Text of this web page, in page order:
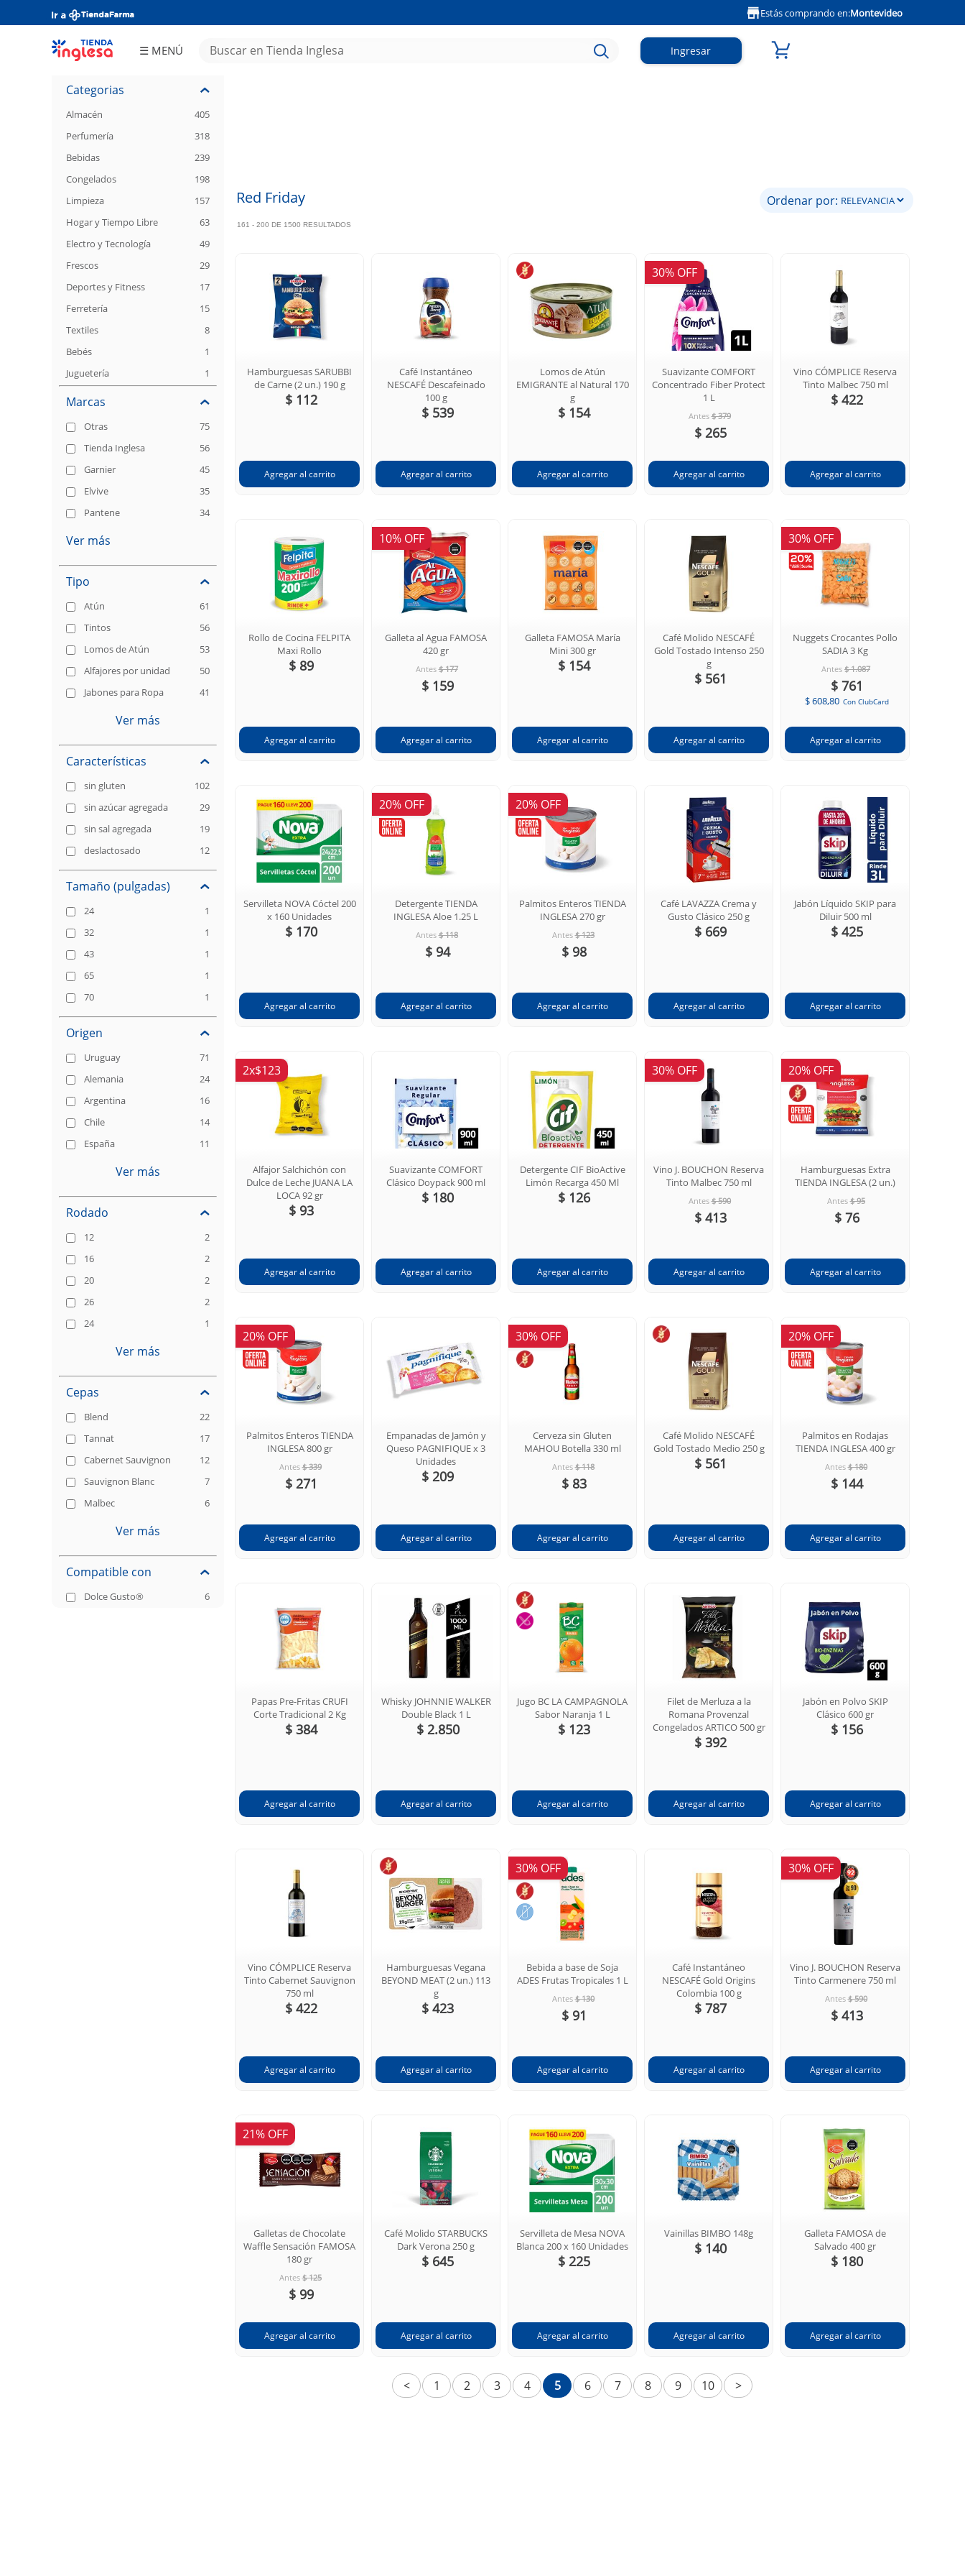
Estás comprando en:Montevideo
☰ MENÚ Ingresar
Categorias
Almacén
405
Perfumería
318
Bebidas
239
Congelados
198
Limpieza
157
Hogar y Tiempo Libre
63
Electro y Tecnología
49
Frescos
29
Deportes y Fitness
17
Ferretería
15
Textiles
8
Bebés
1
Juguetería
1
Marcas
Otras
75
Tienda Inglesa
56
Garnier
45
Elvive
35
Pantene
34
Ver más
Tipo
Atún
61
Tintos
56
Lomos de Atún
53
Alfajores por unidad
50
Jabones para Ropa
41
Ver más
Características
sin gluten
102
sin azúcar agregada
29
sin sal agregada
19
deslactosado
12
Tamaño (pulgadas)
24
1
32
1
43
1
65
1
70
1
Origen
Uruguay
71
Alemania
24
Argentina
16
Chile
14
España
11
Ver más
Rodado
12
2
16
2
20
2
26
2
24
1
Ver más
Cepas
Blend
22
Tannat
17
Cabernet Sauvignon
12
Sauvignon Blanc
7
Malbec
6
Ver más
Compatible con
Dolce Gusto® 6
Red Friday Ordenar por:
161 - 200 DE 1500 RESULTADOS
Hamburguesas SARUBBI
de Carne (2 un.) 190 g
$ 112
Café Instantáneo
NESCAFÉ Descafeinado
100 g
$ 539
Lomos de Atún
EMIGRANTE al Natural 170
g
$ 154
30% OFF
Suavizante COMFORT
Concentrado Fiber Protect
1 L
Antes $ 379
$ 265
Vino CÓMPLICE Reserva
Tinto Malbec 750 ml
$ 422
Rollo de Cocina FELPITA
Maxi Rollo
$ 89
10% OFF
Galleta al Agua FAMOSA
420 gr
Antes $ 177
$ 159
Galleta FAMOSA María
Mini 300 gr
$ 154
Café Molido NESCAFÉ
Gold Tostado Intenso 250
g
$ 561
30% OFF
Nuggets Crocantes Pollo
SADIA 3 Kg
Antes $ 1.087
$ 761
$ 608,80 Con ClubCard
Servilleta NOVA Cóctel 200
x 160 Unidades
$ 170
20% OFF
Detergente TIENDA
INGLESA Aloe 1.25 L
Antes $ 118
$ 94
20% OFF
Palmitos Enteros TIENDA
INGLESA 270 gr
Antes $ 123
$ 98
Café LAVAZZA Crema y
Gusto Clásico 250 g
$ 669
Jabón Líquido SKIP para
Diluir 500 ml
$ 425
2x$123
Alfajor Salchichón con
Dulce de Leche JUANA LA
LOCA 92 gr
$ 93
Suavizante COMFORT
Clásico Doypack 900 ml
$ 180
Detergente CIF BioActive
Limón Recarga 450 Ml
$ 126
30% OFF
Vino J. BOUCHON Reserva
Tinto Malbec 750 ml
Antes $ 590
$ 413
20% OFF
Hamburguesas Extra
TIENDA INGLESA (2 un.)
Antes $ 95
$ 76
20% OFF
Palmitos Enteros TIENDA
INGLESA 800 gr
Antes $ 339
$ 271
Empanadas de Jamón y
Queso PAGNIFIQUE x 3
Unidades
$ 209
30% OFF
Cerveza sin Gluten
MAHOU Botella 330 ml
Antes $ 118
$ 83
Café Molido NESCAFÉ
Gold Tostado Medio 250 g
$ 561
20% OFF
Palmitos en Rodajas
TIENDA INGLESA 400 gr
Antes $ 180
$ 144
Papas Pre-Fritas CRUFI
Corte Tradicional 2 Kg
$ 384
Whisky JOHNNIE WALKER
Double Black 1 L
$ 2.850
Jugo BC LA CAMPAGNOLA
Sabor Naranja 1 L
$ 123
Filet de Merluza a la
Romana Provenzal
Congelados ARTICO 500 gr
$ 392
Jabón en Polvo SKIP
Clásico 600 gr
$ 156
Vino CÓMPLICE Reserva
Tinto Cabernet Sauvignon
750 ml
$ 422
Hamburguesas Vegana
BEYOND MEAT (2 un.) 113
g
$ 423
30% OFF
Bebida a base de Soja
ADES Frutas Tropicales 1 L
Antes $ 130
$ 91
Café Instantáneo
NESCAFÉ Gold Origins
Colombia 100 g
$ 787
30% OFF
Vino J. BOUCHON Reserva
Tinto Carmenere 750 ml
Antes $ 590
$ 413
21% OFF
Galletas de Chocolate
Waffle Sensación FAMOSA
180 gr
Antes $ 125
$ 99
Café Molido STARBUCKS
Dark Verona 250 g
$ 645
Servilleta de Mesa NOVA
Blanca 200 x 160 Unidades
$ 225
Vainillas BIMBO 148g
$ 140
Galleta FAMOSA de
Salvado 400 gr
$ 180
< 1 2 3 4 5 6 7 8 9 10 >